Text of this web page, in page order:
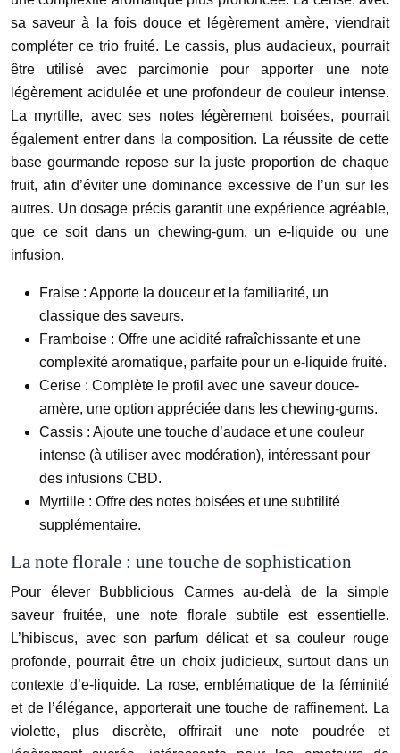
sa saveur à la fois douce et légèrement amère, viendrait
compléter ce trio fruité. Le cassis, plus audacieux, pourrait
être utilisé avec parcimonie pour apporter une note
légèrement acidulée et une profondeur de couleur intense.
La myrtille, avec ses notes légèrement boisées, pourrait
également entrer dans la composition. La réussite de cette
base gourmande repose sur la juste proportion de chaque
fruit, afin d’éviter une dominance excessive de l’un sur les
autres. Un dosage précis garantit une expérience agréable,
que ce soit dans un chewing-gum, un e-liquide ou une
infusion.
Fraise : Apporte la douceur et la familiarité, un
classique des saveurs.
Framboise : Offre une acidité rafraîchissante et une
complexité aromatique, parfaite pour un e-liquide fruité.
Cerise : Complète le profil avec une saveur douce-
amère, une option appréciée dans les chewing-gums.
Cassis : Ajoute une touche d’audace et une couleur
intense (à utiliser avec modération), intéressant pour
des infusions CBD.
Myrtille : Offre des notes boisées et une subtilité
supplémentaire.
La note florale : une touche de sophistication
Pour élever Bubblicious Carmes au-delà de la simple
saveur fruitée, une note florale subtile est essentielle.
L’hibiscus, avec son parfum délicat et sa couleur rouge
profonde, pourrait être un choix judicieux, surtout dans un
contexte d’e-liquide. La rose, emblématique de la féminité
et de l’élégance, apporterait une touche de raffinement. La
violette, plus discrète, offrirait une note poudrée et